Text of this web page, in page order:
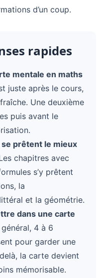
d’un coup.
rapides
mentale en maths
juste après le cours,
Une deuxième
puis avant le
prêtent le mieux
chapitres avec
s’y prêtent
la
et la géométrie.
dans une carte
4 à 6
pour garder une
la carte devient
mémorisable.